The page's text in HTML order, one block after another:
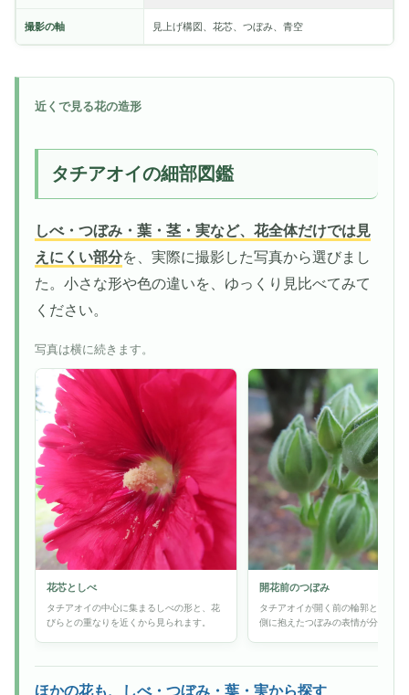
撮影の軸 見上げ構図、花芯、つぼみ、青空
近くで見る花の造形
タチアオイの細部図鑑
しべ・つぼみ・葉・茎・実など、花全体だけでは見
えにくい部分を、実際に撮影した写真から選びまし
た。小さな形や色の違いを、ゆっくり見比べてみて
ください。
写真は横に続きます。
花芯としべ
タチアオイの中心に集まるしべの形と、花
びらとの重なりを近くから見られます。
開花前のつぼみ
タチアオイが開く前の輪郭と、花び
側に抱えたつぼみの表情が分かりま
ほかの花も、しべ・つぼみ・葉・実から探す